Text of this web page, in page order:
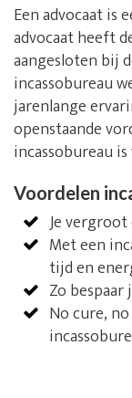
Een advocaat is
advocaat heeft
aangesloten bij
incassobureau
jarenlange
openstaande
incassobureau
Voordelen
Je
Met een
tijd en
Zo
No cure,